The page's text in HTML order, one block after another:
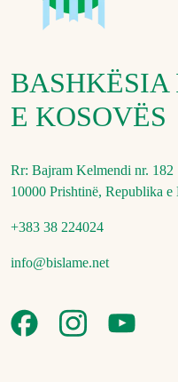
BASHKËSIA
E KOSOVËS
Rr: Bajram Kelmendi nr. 182
10000 Prishtinë, Republika e
+383 38 224024
info@bislame.net